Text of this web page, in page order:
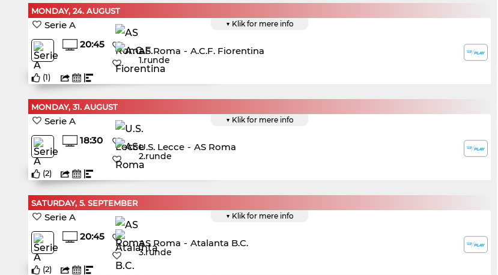
MONDAY, 24. AUGUST
▼ Klik for mere info
Serie A
20:45
AS Roma - A.C.F. Fiorentina
1.runde
(1)
MONDAY, 31. AUGUST
▼ Klik for mere info
Serie A
18:30
U.S. Lecce - AS Roma
2.runde
(2)
SATURDAY, 5. SEPTEMBER
▼ Klik for mere info
Serie A
20:45
AS Roma - Atalanta B.C.
3.runde
(2)